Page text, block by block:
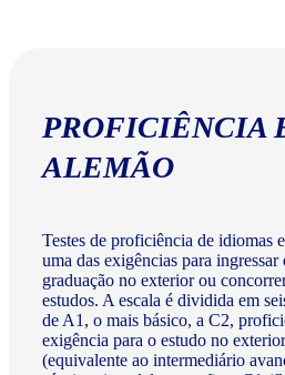
PROFICIÊNCIA
ALEMÃO
Testes de proficiência de idiomas
uma das exigências para ingressar
graduação no exterior ou
estudos. A escala é dividida em
de A1, o mais básico, a C2,
exigência para o estudo no
(equivalente ao intermediário